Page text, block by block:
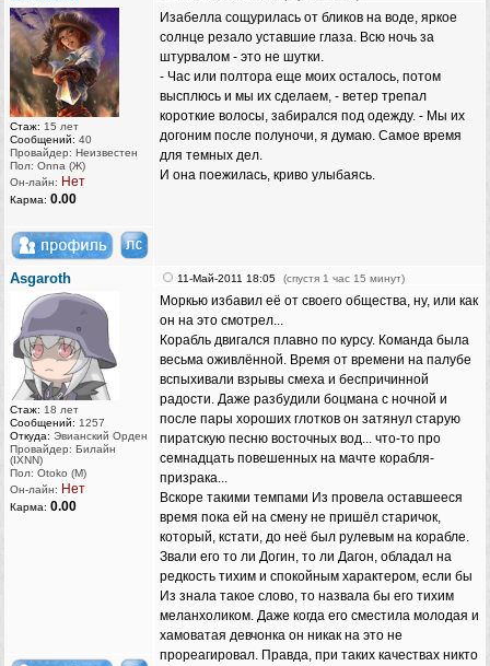
Стаж: 15 лет
Сообщений: 40
Провайдер: Неизвестен
Пол: Onna (Ж)
Он-лайн: Нет
Карма: 0.00
Изабелла сощурилась от бликов на воде, яркое
солнце резало уставшие глаза. Всю ночь за
штурвалом - это не шутки.
- Час или полтора еще моих осталось, потом
высплюсь и мы их сделаем, - ветер трепал
короткие волосы, забирался под одежду. - Мы их
догоним после полуночи, я думаю. Самое время
для темных дел.
И она поежилась, криво улыбаясь.
Asgaroth
Стаж: 18 лет
Сообщений: 1257
Откуда: Эвианский Орден
Провайдер: Билайн
(IXNN)
Пол: Otoko (M)
Он-лайн: Нет
Карма: 0.00
11-Май-2011 18:05 (спустя 1 час 15 минут)
Моркью избавил её от своего общества, ну, или как
он на это смотрел...
Корабль двигался плавно по курсу. Команда была
весьма оживлённой. Время от времени на палубе
вспыхивали взрывы смеха и беспричинной
радости. Даже разбудили боцмана с ночной и
после пары хороших глотков он затянул старую
пиратскую песню восточных вод... что-то про
семнадцать повешенных на мачте корабля-
призрака...
Вскоре такими темпами Из провела оставшееся
время пока ей на смену не пришёл старичок,
который, кстати, до неё был рулевым на корабле.
Звали его то ли Догин, то ли Дагон, обладал на
редкость тихим и спокойным характером, если бы
Из знала такое слово, то назвала бы его тихим
меланхоликом. Даже когда его сместила молодая и
хамоватая девчонка он никак на это не
прореагировал. Правда, при таких качествах никто